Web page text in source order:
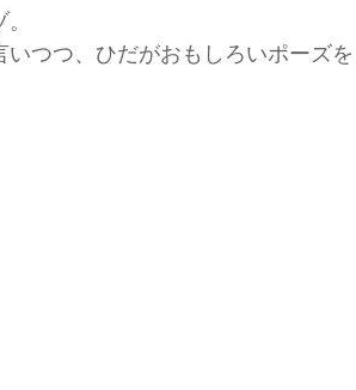
つつ、ひだがおもしろいポーズ